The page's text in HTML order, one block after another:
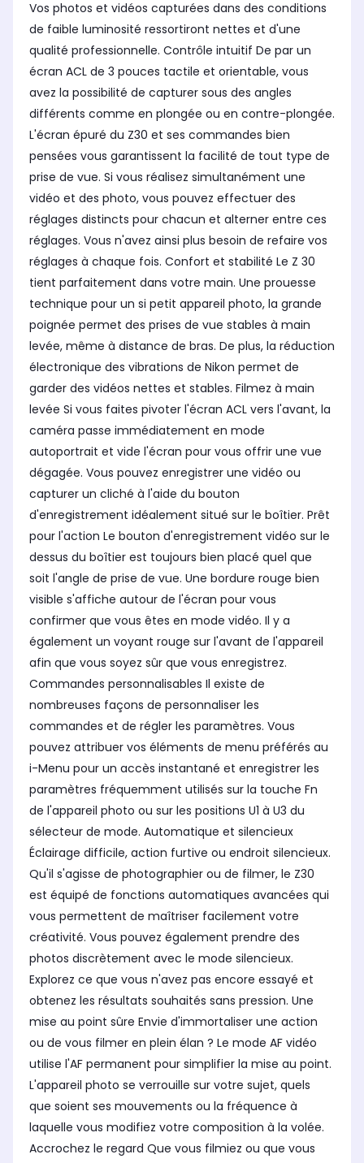
Vos photos et vidéos capturées dans des conditions
de faible luminosité ressortiront nettes et d'une
qualité professionnelle. Contrôle intuitif De par un
écran ACL de 3 pouces tactile et orientable, vous
avez la possibilité de capturer sous des angles
différents comme en plongée ou en contre-plongée.
L'écran épuré du Z30 et ses commandes bien
pensées vous garantissent la facilité de tout type de
prise de vue. Si vous réalisez simultanément une
vidéo et des photo, vous pouvez effectuer des
réglages distincts pour chacun et alterner entre ces
réglages. Vous n'avez ainsi plus besoin de refaire vos
réglages à chaque fois. Confort et stabilité Le Z 30
tient parfaitement dans votre main. Une prouesse
technique pour un si petit appareil photo, la grande
poignée permet des prises de vue stables à main
levée, même à distance de bras. De plus, la réduction
électronique des vibrations de Nikon permet de
garder des vidéos nettes et stables. Filmez à main
levée Si vous faites pivoter l'écran ACL vers l'avant, la
caméra passe immédiatement en mode
autoportrait et vide l'écran pour vous offrir une vue
dégagée. Vous pouvez enregistrer une vidéo ou
capturer un cliché à l'aide du bouton
d'enregistrement idéalement situé sur le boîtier. Prêt
pour l'action Le bouton d'enregistrement vidéo sur le
dessus du boîtier est toujours bien placé quel que
soit l'angle de prise de vue. Une bordure rouge bien
visible s'affiche autour de l'écran pour vous
confirmer que vous êtes en mode vidéo. Il y a
également un voyant rouge sur l'avant de l'appareil
afin que vous soyez sûr que vous enregistrez.
Commandes personnalisables Il existe de
nombreuses façons de personnaliser les
commandes et de régler les paramètres. Vous
pouvez attribuer vos éléments de menu préférés au
i-Menu pour un accès instantané et enregistrer les
paramètres fréquemment utilisés sur la touche Fn
de l'appareil photo ou sur les positions U1 à U3 du
sélecteur de mode. Automatique et silencieux
Éclairage difficile, action furtive ou endroit silencieux.
Qu'il s'agisse de photographier ou de filmer, le Z30
est équipé de fonctions automatiques avancées qui
vous permettent de maîtriser facilement votre
créativité. Vous pouvez également prendre des
photos discrètement avec le mode silencieux.
Explorez ce que vous n'avez pas encore essayé et
obtenez les résultats souhaités sans pression. Une
mise au point sûre Envie d'immortaliser une action
ou de vous filmer en plein élan ? Le mode AF vidéo
utilise l'AF permanent pour simplifier la mise au point.
L'appareil photo se verrouille sur votre sujet, quels
que soient ses mouvements ou la fréquence à
laquelle vous modifiez votre composition à la volée.
Accrochez le regard Que vous filmiez ou que vous